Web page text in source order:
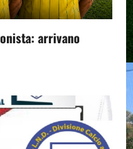
arrivano